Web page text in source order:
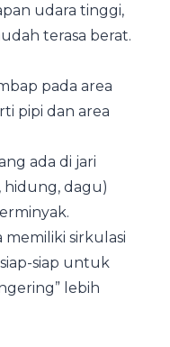
udara tinggi,
terasa berat.
pada area
pipi dan area
ada di jari
hidung, dagu)
sirkulasi
siap untuk
lebih